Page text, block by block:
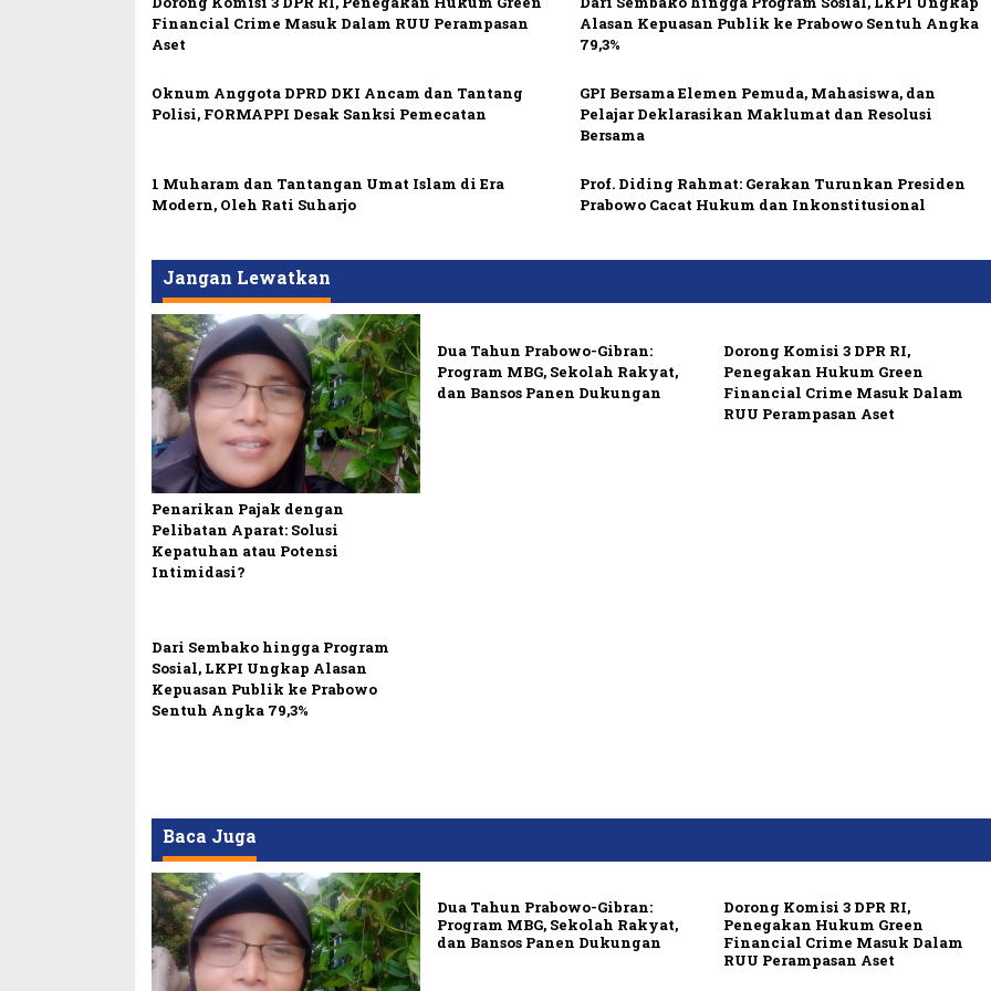
Financial Crime Masuk Dalam RUU Perampasan
Aset
Alasan Kepuasan Publik ke Prabowo Sentuh Angka
79,3%
Oknum Anggota DPRD DKI Ancam dan Tantang
Polisi, FORMAPPI Desak Sanksi Pemecatan
GPI Bersama Elemen Pemuda, Mahasiswa, dan
Pelajar Deklarasikan Maklumat dan Resolusi
Bersama
1 Muharam dan Tantangan Umat Islam di Era
Modern, Oleh Rati Suharjo
Prof. Diding Rahmat: Gerakan Turunkan Presiden
Prabowo Cacat Hukum dan Inkonstitusional
Jangan Lewatkan
Penarikan Pajak dengan
Pelibatan Aparat: Solusi
Kepatuhan atau Potensi
Intimidasi?
Dua Tahun Prabowo-Gibran:
Program MBG, Sekolah Rakyat,
dan Bansos Panen Dukungan
Dorong Komisi 3 DPR RI,
Penegakan Hukum Green
Financial Crime Masuk Dalam
RUU Perampasan Aset
Dari Sembako hingga Program
Sosial, LKPI Ungkap Alasan
Kepuasan Publik ke Prabowo
Sentuh Angka 79,3%
Baca Juga
Dua Tahun Prabowo-Gibran:
Program MBG, Sekolah Rakyat,
dan Bansos Panen Dukungan
Dorong Komisi 3 DPR RI,
Penegakan Hukum Green
Financial Crime Masuk Dalam
RUU Perampasan Aset